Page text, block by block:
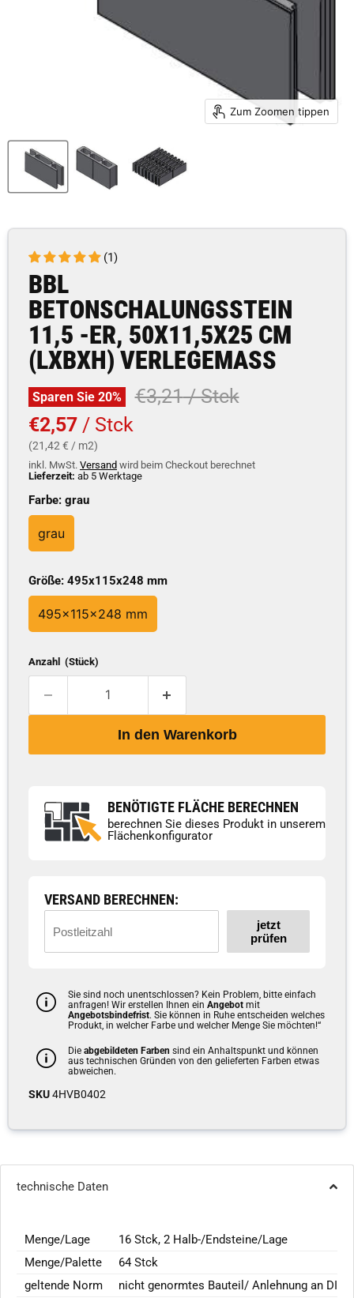
Zum Zoomen tippen
(1)
BBL
BETONSCHALUNGSSTEIN
11,5 -ER, 50X11,5X25 CM
(LXBXH) VERLEGEMASS
Sparen Sie 20% Ursprünglicher Preis
€3,21/ Stck
Aktueller Preis
€2,57 / Stck
(21,42 € / m2)
inkl. MwSt. Versand wird beim Checkout berechnet
Lieferzeit: ab 5 Werktage
Farbe: grau
grau
Größe: 495x115x248 mm
495x115x248 mm
Anzahl (Stück)
In den Warenkorb
BENÖTIGTE FLÄCHE BERECHNEN
berechnen Sie dieses Produkt in unserem
Flächenkonfigurator
VERSAND BERECHNEN:
jetzt
prüfen
Sie sind noch unentschlossen? Kein Problem, bitte einfach
anfragen! Wir erstellen Ihnen ein Angebot mit
Angebotsbindefrist. Sie können in Ruhe entscheiden welches
Produkt, in welcher Farbe und welcher Menge Sie möchten!“
Die abgebildeten Farben sind ein Anhaltspunkt und können
aus technischen Gründen von den gelieferten Farben etwas
abweichen.
SKU4HVB0402
technische Daten
Menge/Lage
16 Stck, 2 Halb-/Endsteine/Lage
Menge/Palette
64 Stck
geltende Norm
nicht genormtes Bauteil/ Anlehnung an DIN